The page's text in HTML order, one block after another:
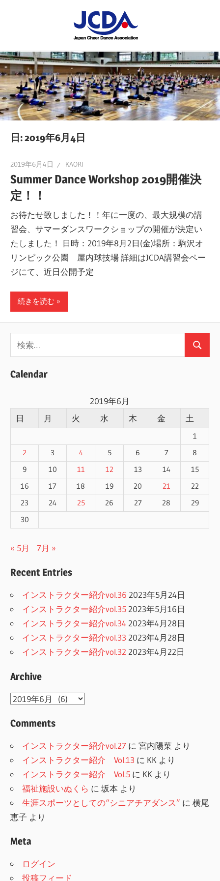
ン
ツ
へ
ス
キ
ッ
STAFF
BLOG
の
講
習
会
や
ベ
ト
を
レ
ポ
ー
ト
し
ま
日:2019年6月4日
2019年6月4日 KAORI
Summer Dance Workshop 2019開催決
定！！
お待たせ致しました！！年に一度の、最大規模の講
習会、サマーダンスワークショップの開催が決定い
たしました！ 日時：2019年8月2日(金)場所：駒沢オ
リンピック公園 屋内球技場 詳細はJCDA講習会ペー
ジにて、近日公開予定
続きを読む
索:
検
Calendar
2019年6月
日
月 火 水 木 金 土
1
2
3 4 5 6 7
8
9
10 11 12 13 14
15
16
17 18 19 20 21
22
23
24 25 26 27 28
29
30
« 5月 7月 »
Recent Entries
インストラクター紹介vol.36 2023年5月24日
インストラクター紹介vol.35 2023年5月16日
インストラクター紹介vol.34 2023年4月28日
インストラクター紹介vol.33 2023年4月28日
インストラクター紹介vol.32 2023年4月22日
Archive
Archive
Comments
インストラクター紹介vol.27 に宮内陽菜 より
インストラクター紹介 Vol.13 に KK より
インストラクター紹介 Vol.5 に KK より
福祉施設いぬくら に坂本 より
生涯スポーツとしての“シニアチアダンス” に横尾
恵子 より
Meta
ログイン
投稿フィード